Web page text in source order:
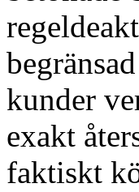
kunder
exakt
faktiskt